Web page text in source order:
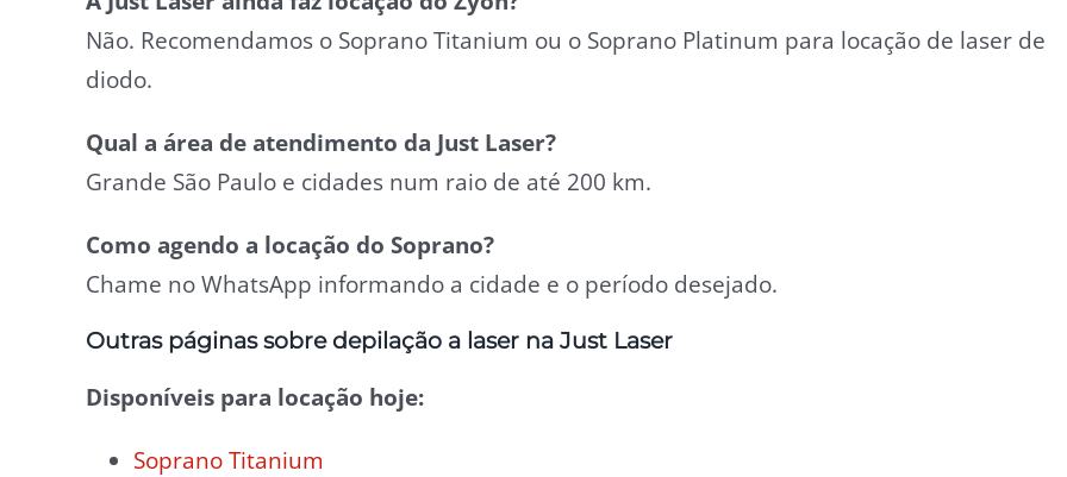
Não. Recomendamos o Soprano Titanium ou o Soprano Platinum para locação de laser de
diodo.
Qual a área de atendimento da Just Laser?
Grande São Paulo e cidades num raio de até 200 km.
Como agendo a locação do Soprano?
Chame no WhatsApp informando a cidade e o período desejado.
Outras páginas sobre depilação a laser na Just Laser
Disponíveis para locação hoje:
Soprano Titanium